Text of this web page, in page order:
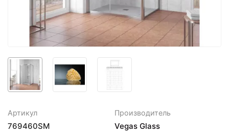
Артикул
769460SM
Производитель
Vegas Glass